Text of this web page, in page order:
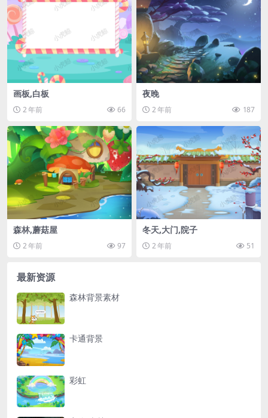
画板,白板
2 年前 66
夜晚
2 年前 187
森林,蘑菇屋
2 年前 97
冬天,大门,院子
2 年前 51
最新资源
森林背景素材
卡通背景
彩虹